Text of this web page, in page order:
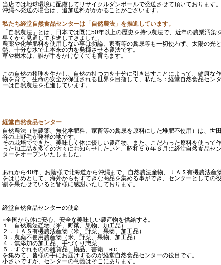
当店では地球環境に配慮してリサイクルダンボールで発送させて頂いております。
沖縄へ発送の場合は、追加送料がかかることがございます。
私たち経堂自然食品センターは「自然農法」を推進しています。
「自然農法」とは、日本では既に50年以上の歴史を持つ農法で、近年の農業汚染
早くから見通して推進してきました。
農薬や化学肥料を使用しない事は勿論、家畜等の糞尿等も一切使わず、太陽の光と
熱、十分な水で土本来の力を発揮させる農法です。
草や樹木は、誰が手をかけなくても育ちます。
この自然の摂理を生かし、自然の持つ力を十分に引き出すことによって、健康な作
物を育て、生命の安全が保証される世界を目指して、私たち：経堂自然食品センタ
ーは自然農法を推進しています。
経堂自然食品センター
自然農法（無農薬、無化学肥料、家畜等の糞尿を原料にした堆肥不使用）は、世田
谷の上野毛が発祥の地です。
その栽培でできた、美味しく体に優しい農産物、また、こだわった原料を使って作
った加工品を多くの方々にお知らせしたいと、昭和５０年６月に経堂自然食品セン
ターをオープンいたしました。
あれから40年、お陰様で北海道から沖縄まで、自然農法産物、ＪＡＳ有機農法産
をはじめとして、海外からもすてきな商品を集める事ができ、センターとしての役
割を果たせていると皆様に感謝いたしております。
経堂自然食品センターの使命
------------------------------------------------------------
○全国から体に安心、安全な美味しい農産物を供給する。
１．自然農法産物（米、野菜、果物、加工品）
２．ＪＡＳ有機農法産物（米、野菜、果物、加工品）
３．農薬不使用農産物（米、野菜、果物、加工品）
４．無添加の加工品、手づくり惣菜
５．すぐれものの雑貨品、物品、書籍 etc
を集めて、皆様の手にお届けするのが経堂自然食品センターの役目です。
小さいですが、センターの意義はそこにあります。